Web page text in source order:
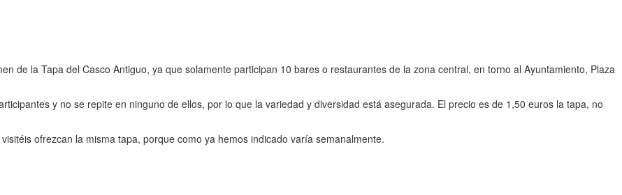
de la Tapa del Casco Antiguo, ya que solamente participan 10 bares o restaurantes de la zona central, en torno al Ayuntamiento, Plaza
y no se repite en ninguno de ellos, por lo que la variedad y diversidad está asegurada. El precio es de 1,50 euros la tapa, no
ofrezcan la misma tapa, porque como ya hemos indicado varía semanalmente.